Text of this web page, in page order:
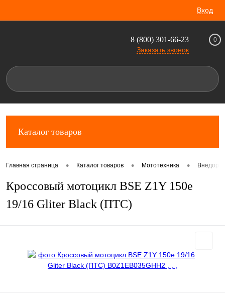
Вход
8 (800) 301-66-23
Заказать звонок
0
Каталог товаров
Главная страница • Каталог товаров • Мототехника •
Кроссовый мотоцикл BSE Z1Y 150e
19/16 Gliter Black (ПТС)